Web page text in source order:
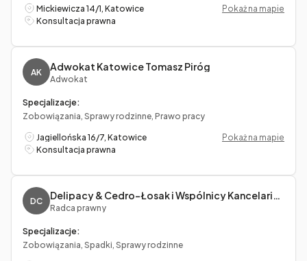
Mickiewicza 14/1, Katowice
Pokaż na mapie
Konsultacja prawna
AK Adwokat Katowice Tomasz Piróg
Adwokat
Specjalizacje:
Zobowiązania, Sprawy rodzinne, Prawo pracy
Jagiellońska 16/7, Katowice
Pokaż na mapie
Konsultacja prawna
DC
Radca prawny
Specjalizacje:
Zobowiązania, Spadki, Sprawy rodzinne